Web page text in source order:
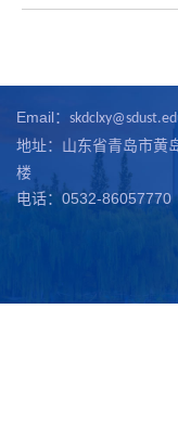
Email：
地址：山东省青岛市黄
楼
电话：0532-86057770